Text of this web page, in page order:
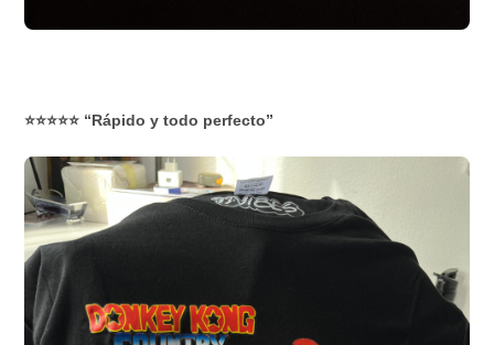
⭐⭐⭐⭐⭐ “Rápido y todo perfecto”